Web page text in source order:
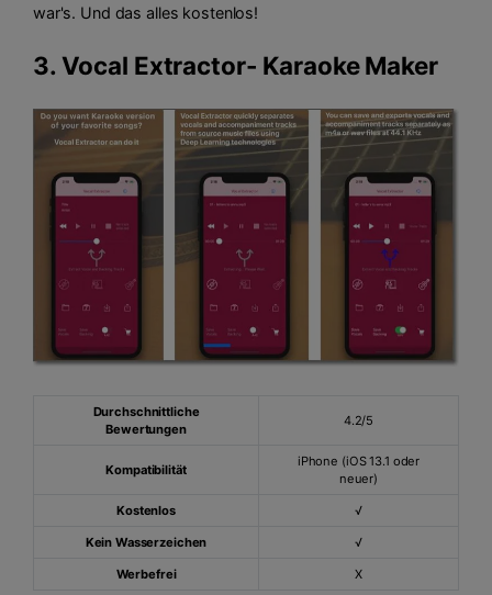
war's. Und das alles kostenlos!
3. Vocal Extractor- Karaoke Maker
Durchschnittliche
Bewertungen
4.2/5
Kompatibilität
iPhone (iOS 13.1 oder
neuer)
Kostenlos √
Kein Wasserzeichen √
Werbefrei X